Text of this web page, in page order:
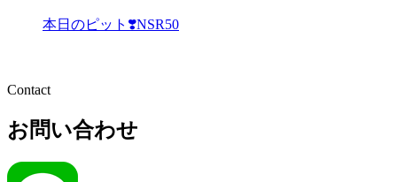
本日のピット❣️NSR50
Contact
お問い合わせ